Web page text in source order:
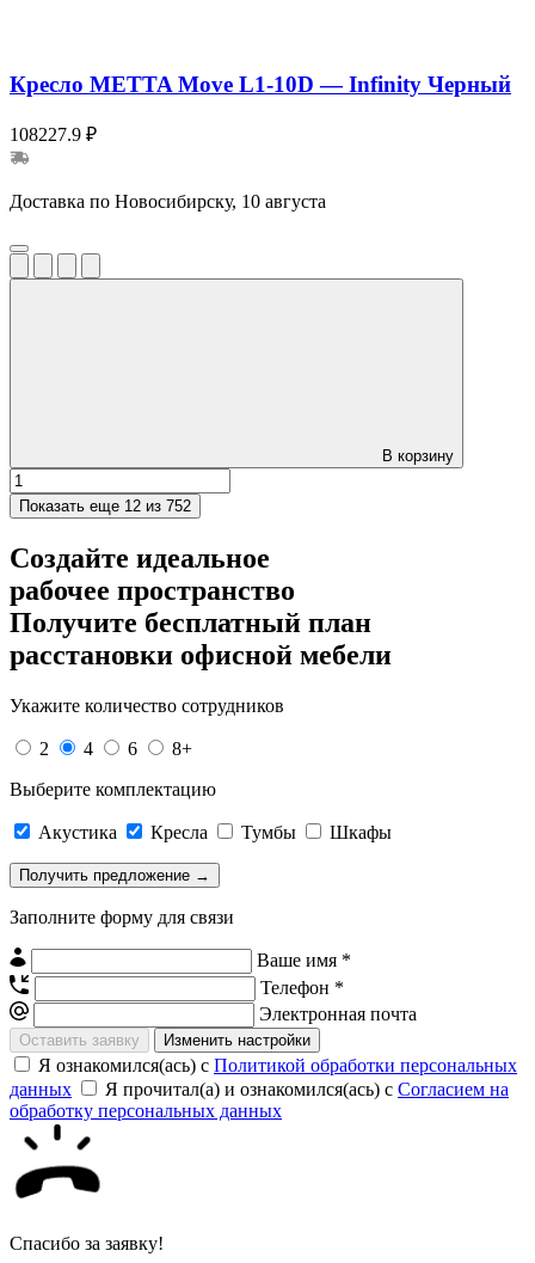
Кресло METTA Move L1-10D — Infinity Черный
108227.9 ₽
Доставка по Новосибирску, 10 августа
В корзину
Показать еще 12 из 752
Создайте идеальное
рабочее пространство
Получите бесплатный план
расстановки офисной мебели
Укажите количество сотрудников
2 4 6
8+
Выберите комплектацию
Акустика Кресла Тумбы Шкафы
Заполните форму для связи
Ваше имя *
Телефон *
Электронная почта
Изменить настройки
Я ознакомился(ась) с Политикой обработки персональных
данных
Я прочитал(а) и ознакомился(ась) с Согласием на
обработку персональных данных
Спасибо за заявку!